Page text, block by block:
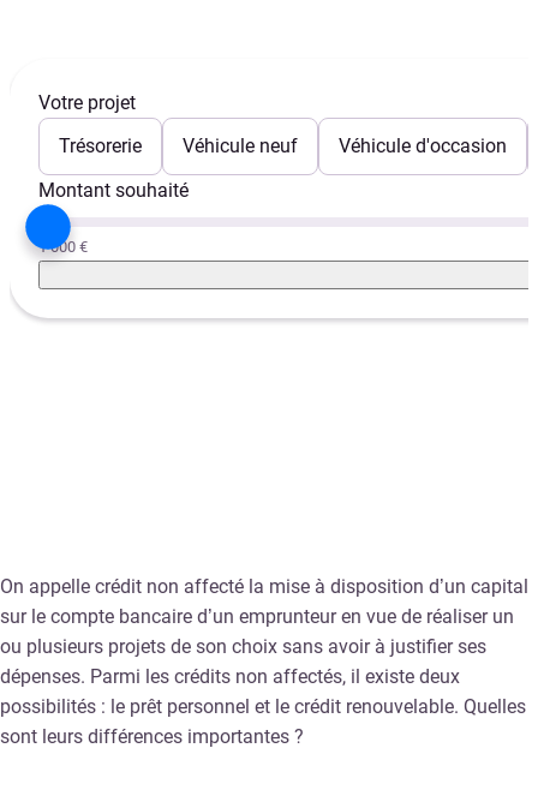
Votre projet
Trésorerie
Véhicule neuf
Véhicule d'occasion
Montant souhaité
1 000 €
On appelle crédit non affecté la mise à disposition d’un capital
sur le compte bancaire d’un emprunteur en vue de réaliser un
ou plusieurs projets de son choix sans avoir à justifier ses
dépenses. Parmi les crédits non affectés, il existe deux
possibilités : le prêt personnel et le crédit renouvelable. Quelles
sont leurs différences importantes ?